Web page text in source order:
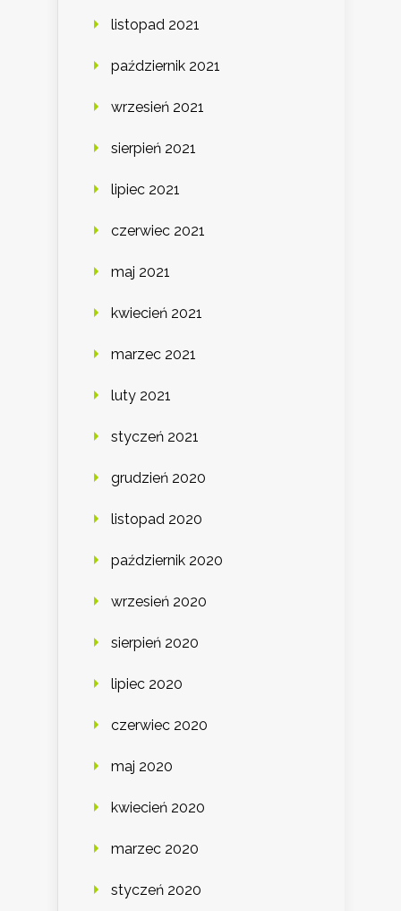
listopad 2021
październik 2021
wrzesień 2021
sierpień 2021
lipiec 2021
czerwiec 2021
maj 2021
kwiecień 2021
marzec 2021
luty 2021
styczeń 2021
grudzień 2020
listopad 2020
październik 2020
wrzesień 2020
sierpień 2020
lipiec 2020
czerwiec 2020
maj 2020
kwiecień 2020
marzec 2020
styczeń 2020